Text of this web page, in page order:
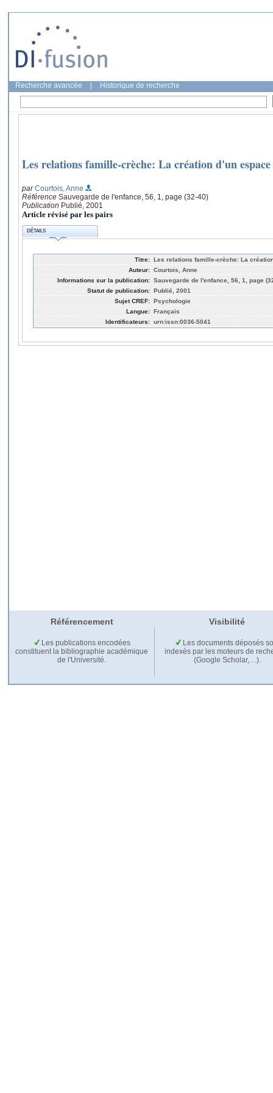
Recherche avancée Historique de recherche
Les relations famille-crèche: La création d'un
parCourtois, Anne
Référence Sauvegarde de l'enfance, 56, 1, page (32-40)
Publication Publié, 2001
Article révisé par les pairs
DÉTAILS
Titre: Les relations famille-crèche: La
Auteur: Courtois, Anne
Informations sur la publication: Sauvegarde de l'enfance, 56, 1, page
Statut de publication: Publié, 2001
Sujet CREF: Psychologie
Langue: Français
Identificateurs: urn:issn:0036-5041
Référencement Visibilité
Les publications encodées
constituent la bibliographie académique
de l'Université.
Les documents déposés
indexés par les moteurs de
(Google Scholar,…).